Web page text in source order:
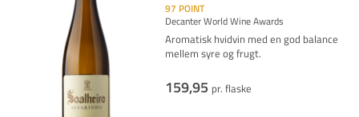
97 POINT
Decanter World Wine Awards
Aromatisk hvidvin med en god balance
mellem syre og frugt.
159,95 pr. flaske